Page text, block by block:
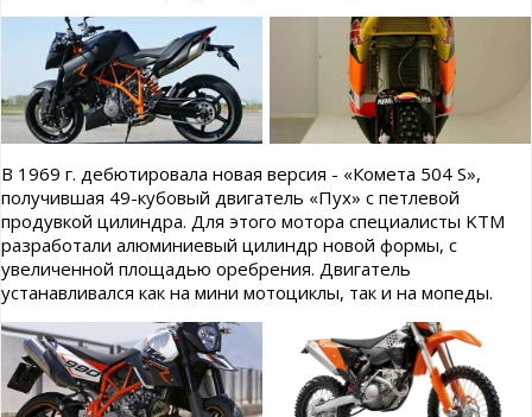
В 1969 г. дебютировала новая версия - «Комета 504 S»,
получившая 49-кубовый двигатель «Пух» с петлевой
продувкой цилиндра. Для этого мотора специалисты KTM
разработали алюминиевый цилиндр новой формы, с
увеличенной площадью оребрения. Двигатель
устанавливался как на мини мотоциклы, так и на мопеды.